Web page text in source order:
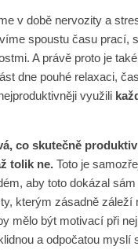
v době nervozity a
spoustu času prací,
A právě proto je
dne pouhé relaxaci,
využili
co skutečně
tolik ne. Toto je
aby toto dokázal
kterým zásadně záleží
mělo být motivací při
a odpočatou myslí